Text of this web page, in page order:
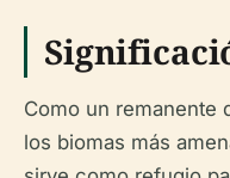
Como un remanente
los biomas más